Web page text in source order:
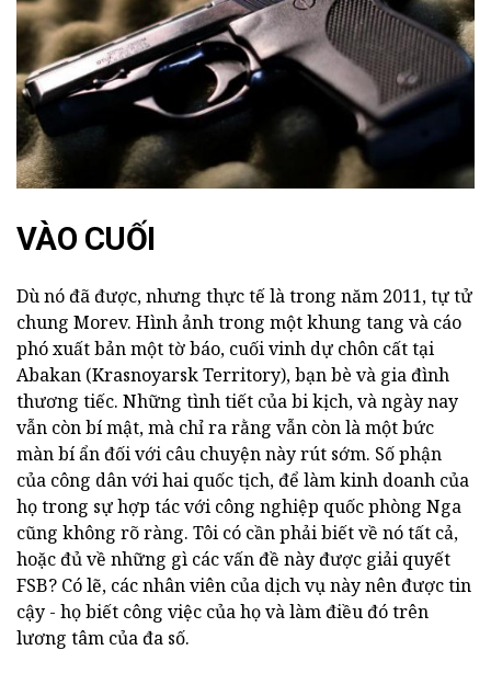
VÀO CUỐI
Dù nó đã được, nhưng thực tế là trong năm 2011, tự tử
chung Morev. Hình ảnh trong một khung tang và cáo
phó xuất bản một tờ báo, cuối vinh dự chôn cất tại
Abakan (Krasnoyarsk Territory), bạn bè và gia đình
thương tiếc. Những tình tiết của bi kịch, và ngày nay
vẫn còn bí mật, mà chỉ ra rằng vẫn còn là một bức
màn bí ẩn đối với câu chuyện này rút sớm. Số phận
của công dân với hai quốc tịch, để làm kinh doanh của
họ trong sự hợp tác với công nghiệp quốc phòng Nga
cũng không rõ ràng. Tôi có cần phải biết về nó tất cả,
hoặc đủ về những gì các vấn đề này được giải quyết
FSB? Có lẽ, các nhân viên của dịch vụ này nên được tin
cậy - họ biết công việc của họ và làm điều đó trên
lương tâm của đa số.